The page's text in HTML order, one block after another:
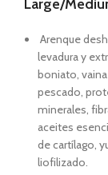
Large/
Arenque
levadura y
boniato,
pescado,
minerales,
aceites
de cartílago,
liofilizado.